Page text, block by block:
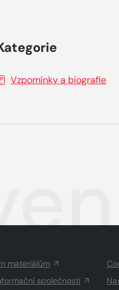
Vzpomínky a biografie
materiálům
společnosti